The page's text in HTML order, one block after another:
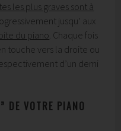
les plus graves sont à
jusqu’ aux
du piano. Chaque fois
touche vers la droite ou
d’un demi
DE VOTRE PIANO